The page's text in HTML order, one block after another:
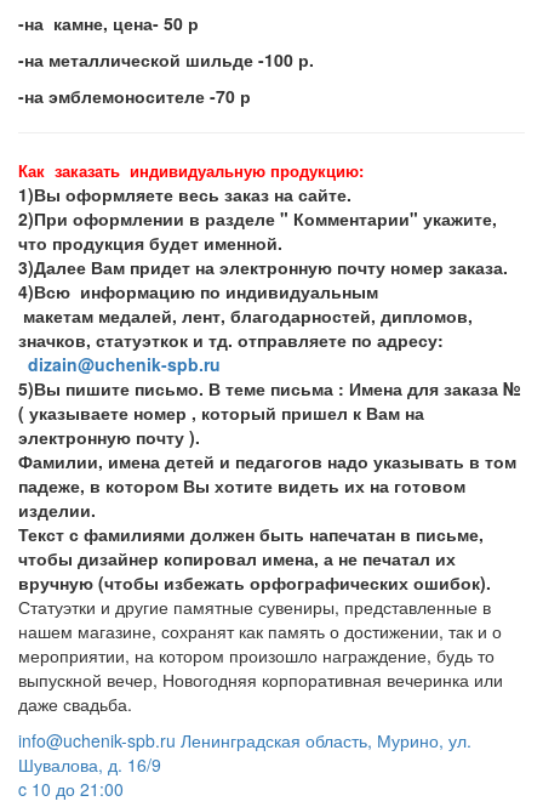
-на камне, цена- 50 р
-на металлической шильде -100 р.
-на эмблемоносителе -70 р
Как заказать индивидуальную продукцию:
1)Вы оформляете весь заказ на сайте.
2)При оформлении в разделе " Комментарии" укажите,
что продукция будет именной.
3)Далее Вам придет на электронную почту номер заказа.
4)Всю информацию по индивидуальным
макетам медалей, лент, благодарностей, дипломов,
значков, статуэткок и тд. отправляете по адресу:
dizain@uchenik-spb.ru
5)Вы пишите письмо. В теме письма : Имена для заказа №
( указываете номер , который пришел к Вам на
электронную почту ).
Фамилии, имена детей и педагогов надо указывать в том
падеже, в котором Вы хотите видеть их на готовом
изделии.
Текст с фамилиями должен быть напечатан в письме,
чтобы дизайнер копировал имена, а не печатал их
вручную (чтобы избежать орфографических ошибок).
Статуэтки и другие памятные сувениры, представленные в
нашем магазине, сохранят как память о достижении, так и о
мероприятии, на котором произошло награждение, будь то
выпускной вечер, Новогодняя корпоративная вечеринка или
даже свадьба.
info@uchenik-spb.ru Ленинградская область, Мурино, ул.
Шувалова, д. 16/9
c 10 до 21:00